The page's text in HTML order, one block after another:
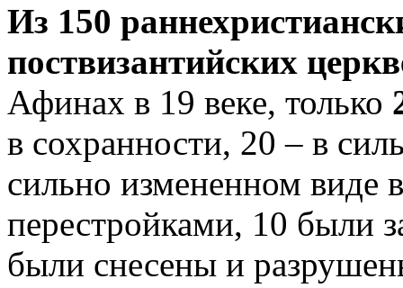
Из 150
поствизантийских
Афинах в 19 веке, только
в сохранности, 20 – в
сильно измененном виде
перестройками, 10 были
были снесены и